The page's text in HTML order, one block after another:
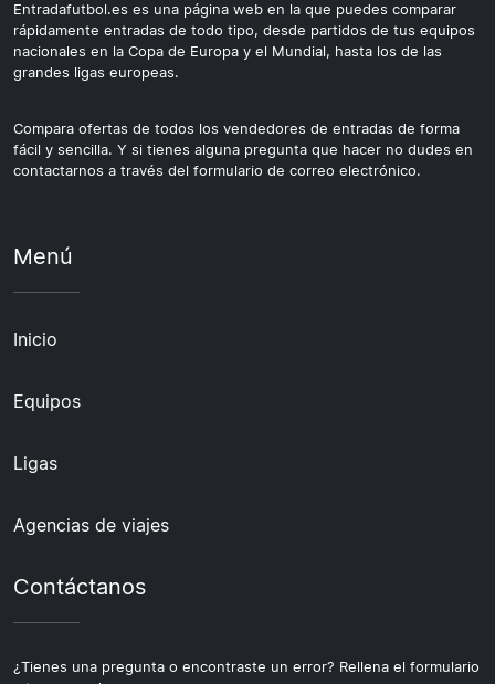
Entradafutbol.es es una página web en la que puedes comparar
rápidamente entradas de todo tipo, desde partidos de tus equipos
nacionales en la Copa de Europa y el Mundial, hasta los de las
grandes ligas europeas.
Compara ofertas de todos los vendedores de entradas de forma
fácil y sencilla. Y si tienes alguna pregunta que hacer no dudes en
contactarnos a través del formulario de correo electrónico.
Menú
Inicio
Equipos
Ligas
Agencias de viajes
Contáctanos
¿Tienes una pregunta o encontraste un error? Rellena el formulario